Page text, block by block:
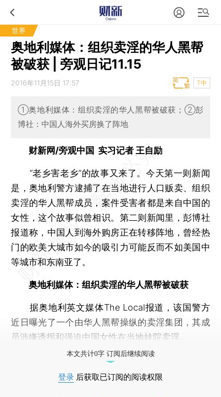
世界
奥地利媒体：组织卖淫的华人黑帮
被破获 | 旁观日记11.15
2016年11月15日 17:57 T中
①奥地利媒体：组织卖淫的华人黑帮被破获；②彭
博社：中国人海外买房换了阵地
财新网/旁观中国 实习记者 王自励
“老乡害老乡”的故事又来了。今天第一则新闻
是，奥地利警方逮捕了在当地进行人口贩卖、组织
卖淫的华人黑帮成员，案件受害者都是来自中国的
女性，这个故事似曾相识。第二则新闻里，彭博社
报道称，中国人到海外购房正在转移阵地，曾经热
门的欧美大城市如今的吸引力可能反而不如美国中
等城市和东南亚了。
奥地利媒体：组织卖淫的华人黑帮被破获
据奥地利英文媒体The Local报道，该国警方
近日曝光了一个由华人黑帮操纵的卖淫集团，其成
员涉嫌诱拐和强迫中国女性在当地妓院卖淫。
本文共计0字 订阅后继续阅读
登录 后获取已订阅的阅读权限